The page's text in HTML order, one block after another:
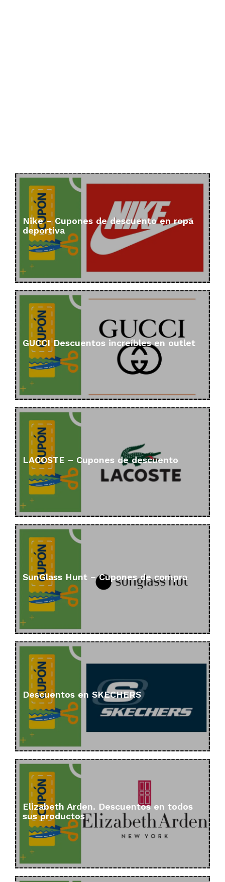
Nike – Cupones de descuento en ropa
deportiva
GUCCI Descuentos increíbles en outlet
LACOSTE – Cupones de descuento
SunGlass Hunt – Cupones de compra
Descuentos en SKECHERS
Elizabeth Arden. Descuentos en todos
sus productos